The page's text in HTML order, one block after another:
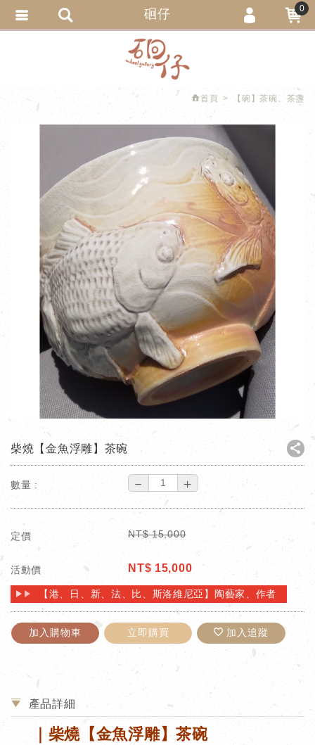
首頁 【碗】茶碗、茶盞
柴燒【金魚浮雕】茶碗
數量 : － ＋
定價 NT$ 15,000
活動價 NT$ 15,000
【港、日、新、法、比、斯洛維尼亞】陶藝家、作者
加入購物車 立即購買 加入追蹤
產品詳細
｜柴燒【金魚浮雕】茶碗
硘仔 0
會員登入
會員註冊
追蹤清單
匯款通知
繁體中文